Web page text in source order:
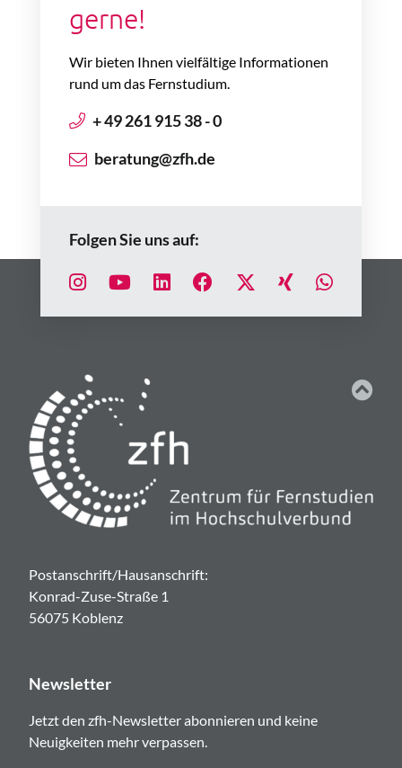
gerne!
Wir bieten Ihnen vielfältige Informationen
rund um das Fernstudium.
+ 49 261 915 38 - 0
beratung@zfh.de
Folgen Sie uns auf:
Postanschrift/Hausanschrift:
Konrad-Zuse-Straße 1
56075 Koblenz
Newsletter
Jetzt den zfh-Newsletter abonnieren und keine
Neuigkeiten mehr verpassen.